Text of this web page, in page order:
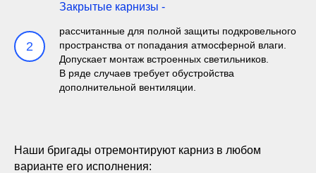
2
Закрытые карнизы -
рассчитанные для полной защиты подкровельного
пространства от попадания атмосферной влаги.
Допускает монтаж встроенных светильников.
В ряде случаев требует обустройства
дополнительной вентиляции.
Наши бригады отремонтируют карниз в любом
варианте его исполнения: